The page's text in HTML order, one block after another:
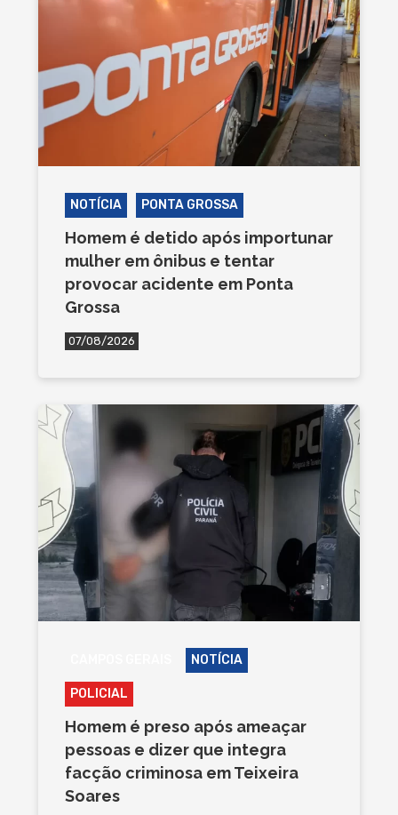
NOTÍCIA PONTA GROSSA
Homem é detido após importunar
mulher em ônibus e tentar
provocar acidente em Ponta
Grossa
07/08/2026
NOTÍCIA
POLICIAL
Homem é preso após ameaçar
pessoas e dizer que integra
facção criminosa em Teixeira
Soares